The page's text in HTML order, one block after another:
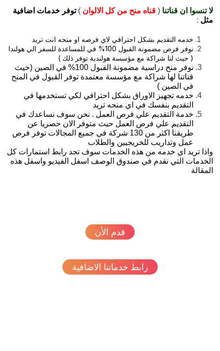
تنسوا ان قناتنا( قناه منح من كل الالوان) توفر خدمات اضافية
:
خدمه التقديم بشكل احترافي لاي فرصه او منحه انت تريد
نوفر فرص مضمونة القبول 100% في للمساعدة للسفر الي هولندا
( حيث لنا شراكة مع مؤسسة هولندية توفر ذلك )
نوفر منح دراسية مضمونة القبول 100% في الصين (حيث
قناتنا لها شراكة مع مؤسسة معتمدة توفر القبول في المنح
في الصين )
خدمه تجهيز الاوراق بشكل احترافي لكي تستخدمها في
التقديم بنفسك في اي منحه تريد
خدمة التقديم علي فرص العمل . نحن سوف نساعدك في
التقديم علي فرص العمل حيث متوفر الان حصريا عن
طريقنا اكثر من 130 شركة في جميع المجالات توفر فرص
عمل وتداريب للخريجيين والطلاب
تريد اي خدمه من هذه الخدمات سوف تجد رابط استمارات كل
التي نقدم في صندوق الوصف اسفل الفيديو واسفل هذه
قدم الأن
رابط خدماتنا الاضافية